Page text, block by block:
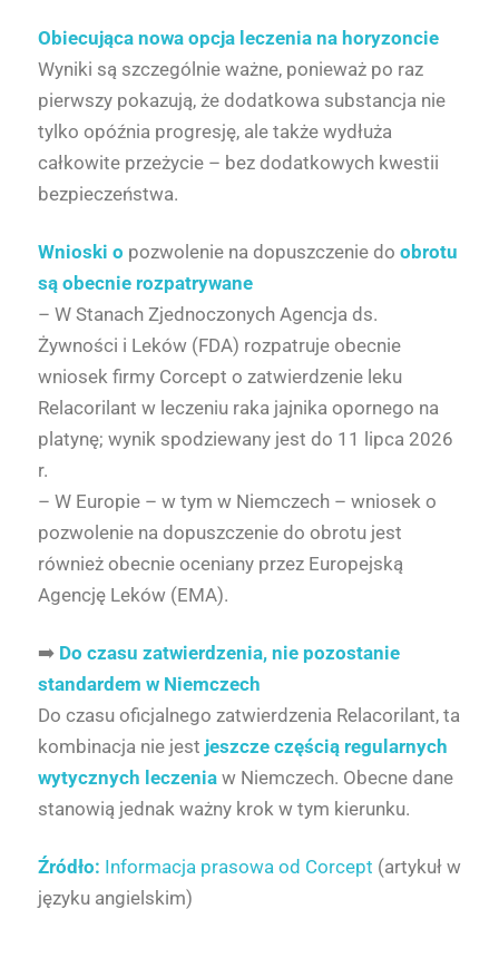
Obiecująca nowa opcja leczenia na horyzoncie
Wyniki są szczególnie ważne, ponieważ po raz
pierwszy pokazują, że dodatkowa substancja nie
tylko opóźnia progresję, ale także wydłuża
całkowite przeżycie – bez dodatkowych kwestii
bezpieczeństwa.
Wnioski o pozwolenie na dopuszczenie do obrotu
są obecnie rozpatrywane
– W Stanach Zjednoczonych Agencja ds.
Żywności i Leków (FDA) rozpatruje obecnie
wniosek firmy Corcept o zatwierdzenie leku
Relacorilant w leczeniu raka jajnika opornego na
platynę; wynik spodziewany jest do 11 lipca 2026
r.
– W Europie – w tym w Niemczech – wniosek o
pozwolenie na dopuszczenie do obrotu jest
również obecnie oceniany przez Europejską
Agencję Leków (EMA).
➡️ Do czasu zatwierdzenia, nie pozostanie
standardem w Niemczech
Do czasu oficjalnego zatwierdzenia Relacorilant, ta
kombinacja nie jest jeszcze częścią regularnych
wytycznych leczenia w Niemczech. Obecne dane
stanowią jednak ważny krok w tym kierunku.
Źródło: Informacja prasowa od Corcept (artykuł w
języku angielskim)